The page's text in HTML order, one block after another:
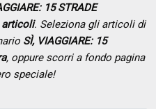
15 STRADE
articoli. Seleziona gli articoli di
SÌ, VIAGGIARE: 15
, oppure scorri a fondo pagina
speciale!